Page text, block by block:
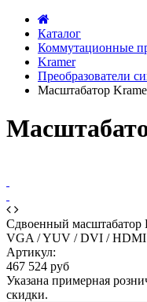
Каталог
Коммутационные
Kramer
Преобразователи
Масштабатор
Сдвоенный
VGA / YUV / DVI / HDMI
Артикул:
467 524 руб
Указана примерная
скидки.